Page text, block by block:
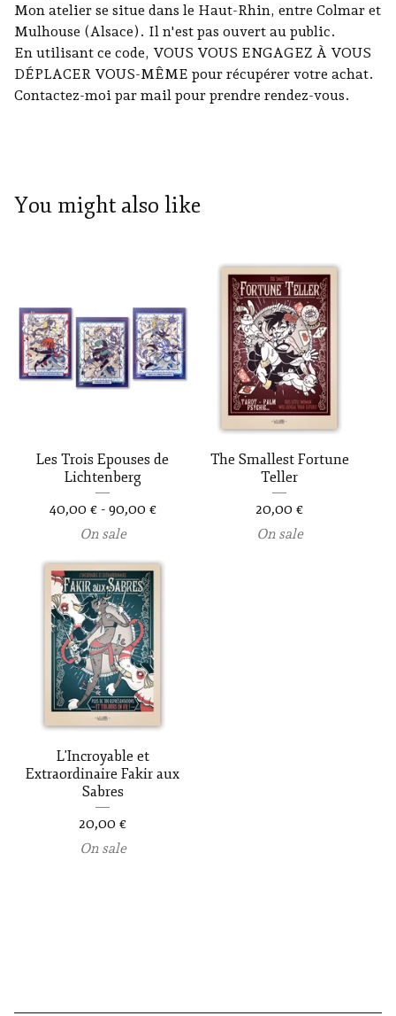
Mon atelier se situe dans le Haut-Rhin, entre Colmar et
Mulhouse (Alsace). Il n'est pas ouvert au public.
En utilisant ce code, VOUS VOUS ENGAGEZ À VOUS
DÉPLACER VOUS-MÊME pour récupérer votre achat.
Contactez-moi par mail pour prendre rendez-vous.
You might also like
Les Trois Epouses de
Lichtenberg
40,00 €- 90,00 €
On sale
The Smallest Fortune
Teller
20,00 €
On sale
L'Incroyable et
Extraordinaire Fakir aux
Sabres
20,00 €
On sale